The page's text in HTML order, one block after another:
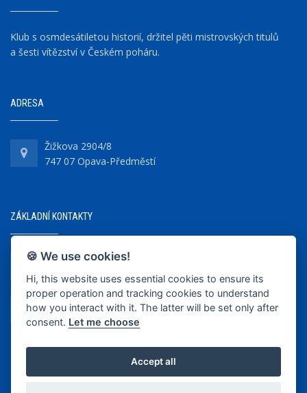
Klub s osmdesátiletou historií, držitel pěti mistrovských titulů
a šesti vítězství v Českém poháru.
ADRESA
Žižkova 2904/8
747 07 Opava-Předměstí
ZÁKLADNÍ KONTAKTY
+420 737 218 679
info@bkopava.cz
www.bkopava.cz
🍪 We use cookies!
Hi, this website uses essential cookies to ensure its
proper operation and tracking cookies to understand
how you interact with it. The latter will be set only after
consent. Let me choose
Accept all